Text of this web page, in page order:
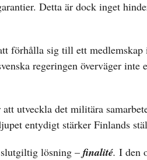
Detta är dock inget
förhålla sig till ett medlemskap
regeringen överväger inte
utveckla det militära
entydigt stärker Finlands
lösning – finalité. I den